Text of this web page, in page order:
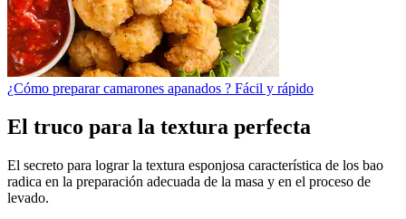
¿Cómo preparar camarones apanados ? Fácil y rápido
El truco para la textura perfecta
El secreto para lograr la textura esponjosa característica de los bao
radica en la preparación adecuada de la masa y en el proceso de
levado.